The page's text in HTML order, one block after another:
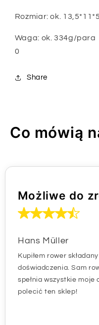
Rozmiar: ok.
Waga: ok. 334g/para
0
Share
Co mówią
Możliwe do
Hans Müller
Kupiłem rower
doświadczenia. Sam
spełnia wszystkie moje
polecić ten sklep!